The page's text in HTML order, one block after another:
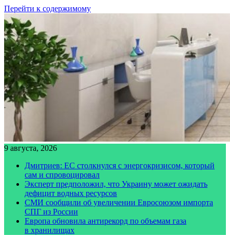
Перейти к содержимому
9 августа, 2026
Дмитриев: ЕС столкнулся с энергокризисом, который
сам и спровоцировал
Эксперт предположил, что Украину может ожидать
дефицит водных ресурсов
СМИ сообщили об увеличении Евросоюзом импорта
СПГ из России
Европа обновила антирекорд по объемам газа
в хранилищах